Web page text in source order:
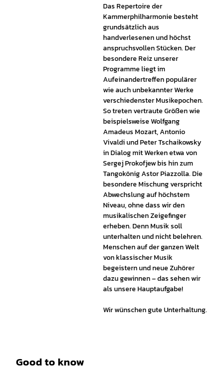
Das Repertoire der
Kammerphilharmonie besteht
grundsätzlich aus
handverlesenen und höchst
anspruchsvollen Stücken. Der
besondere Reiz unserer
Programme liegt im
Aufeinandertreffen populärer
wie auch unbekannter Werke
verschiedenster Musikepochen.
So treten vertraute Größen wie
beispielsweise Wolfgang
Amadeus Mozart, Antonio
Vivaldi und Peter Tschaikowsky
in Dialog mit Werken etwa von
Sergej Prokofjew bis hin zum
Tangokönig Astor Piazzolla. Die
besondere Mischung verspricht
Abwechslung auf höchstem
Niveau, ohne dass wir den
musikalischen Zeigefinger
erheben. Denn Musik soll
unterhalten und nicht belehren.
Menschen auf der ganzen Welt
von klassischer Musik
begeistern und neue Zuhörer
dazu gewinnen – das sehen wir
als unsere Hauptaufgabe!
Wir wünschen gute Unterhaltung.
Good to know